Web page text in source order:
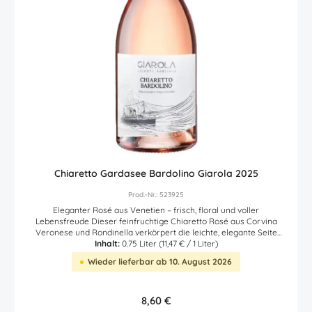
Chiaretto Gardasee Bardolino Giarola 2025
Prod.-Nr.: 523925
Eleganter Rosé aus Venetien – frisch, floral und voller
Lebensfreude Dieser feinfruchtige Chiaretto Rosé aus Corvina
Veronese und Rondinella verkörpert die leichte, elegante Seite
Venetiens. Die Reben wachsen in Doppelvorhang-Erziehung auf
moränischen Böden mit Kalk-, Lehm- und Kiesanteilen. In 140–160
Metern Höhe reifen die Trauben unter optimalen klimatischen
Inhalt: 0.75 Liter (11,47 € / 1 Liter)
Wieder lieferbar ab 10. August 2026
Regulärer Preis:
8,60 €